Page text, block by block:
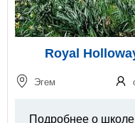
Royal
Эгем
Подробнее о школе